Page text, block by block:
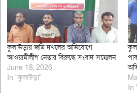
কুলাউড়ায় জমি দখলের অভিযোগে
আওয়ামীলীগ নেতার বিরুদ্ধে সংবাদ সম্মেলন
June 18, 2026
In "কুলাউড়া"
In